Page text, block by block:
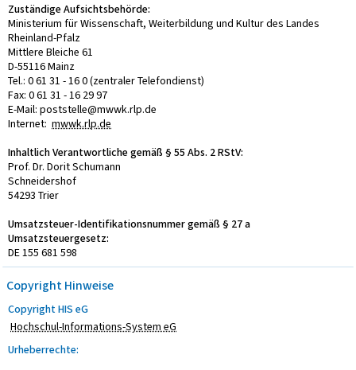
Zuständige Aufsichtsbehörde:
Ministerium für Wissenschaft, Weiterbildung und Kultur des Landes
Rheinland-Pfalz
Mittlere Bleiche 61
D-55116 Mainz
Tel.: 0 61 31 - 16 0 (zentraler Telefondienst)
Fax: 0 61 31 - 16 29 97
E-Mail: poststelle@mwwk.rlp.de
Internet: mwwk.rlp.de
Inhaltlich Verantwortliche gemäß § 55 Abs. 2 RStV:
Prof. Dr. Dorit Schumann
Schneidershof
54293 Trier
Umsatzsteuer-Identifikationsnummer gemäß § 27 a
Umsatzsteuergesetz:
DE 155 681 598
Copyright Hinweise
Copyright HIS eG
Hochschul-Informations-System eG
Urheberrechte: